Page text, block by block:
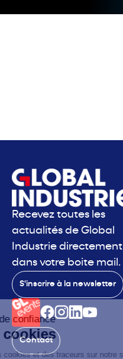
Recevez toutes les
actualités de Global
Industrie directement
dans votre boite mail.
S'inscrire à la newsletter
Contact